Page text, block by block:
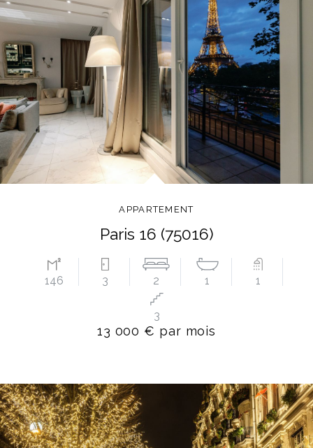
APPARTEMENT
Paris 16 (75016)
146 3 2 1 1
3
13 000 € par mois